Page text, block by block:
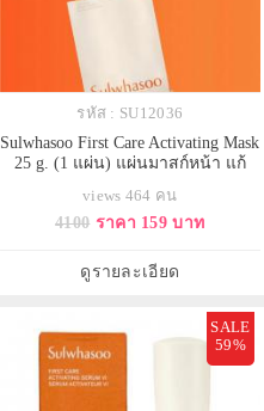
รหัส : SU12036
Sulwhasoo First Care Activating Mask
25 g. (1 แผ่น) แผ่นมาสก์หน้า แก้
นาที สู่ผลลัพธ์ผิวเย็นสดชื่นได้ทันที
เติมพลังและเสริมประสิทธิภาพของ
ยืดหยุ่น แน่นกระชับ เปล่งประกาย
views 464 คน
4100 ราคา 159 บาท
ดูรายละเอียด
SALE
59%